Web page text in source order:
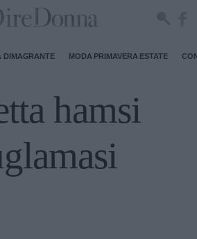
DIMAGRANTE MODA PRIMAVERA ESTATE
hamsi